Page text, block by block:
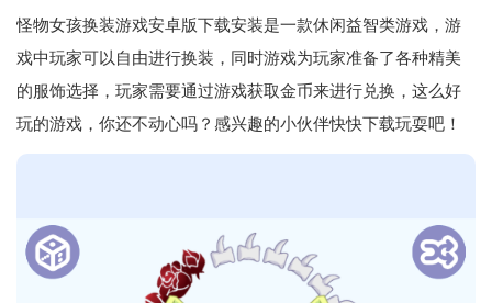
怪物女孩换装游戏安卓版下载安装是一款休闲益智类游戏，游
戏中玩家可以自由进行换装，同时游戏为玩家准备了各种精美
的服饰选择，玩家需要通过游戏获取金币来进行兑换，这么好
玩的游戏，你还不动心吗？感兴趣的小伙伴快快下载玩耍吧！